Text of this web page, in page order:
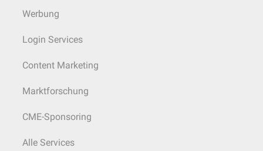
Werbung
Login Services
Content Marketing
Marktforschung
CME-Sponsoring
Alle Services